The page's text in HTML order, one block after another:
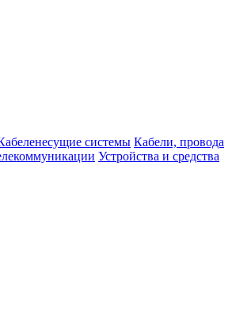
системы Кабели, провода
Устройства и средства